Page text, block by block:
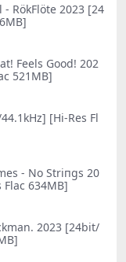
- RökFlöte 2023 [24
Feels Good! 202
521MB]
[Hi-Res Fl
- No Striпgs 20
634MB]
2023 [24bit/